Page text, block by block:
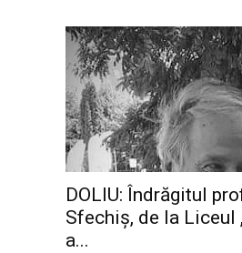
DOLIU: Îndrăgitul
Sfechiș, de la Liceul
a...